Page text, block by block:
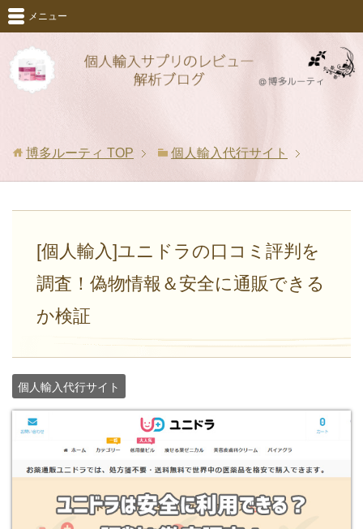
メニュー
博多ルーティ TOP 個人輸入代行サイト
[個人輸入]ユニドラの口コミ評判を
調査！偽物情報＆安全に通販できる
か検証
個人輸入代行サイト